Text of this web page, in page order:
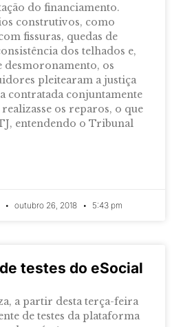
do financiamento.
construtivos, como
fissuras, quedas de
dos telhados e,
desmoronamento, os
pleitearam a justiça
contratada conjuntamente
os reparos, o que
entendendo o Tribunal
outubro 26, 2018 5:43 pm
testes do eSocial
a partir desta terça-feira
de testes da plataforma